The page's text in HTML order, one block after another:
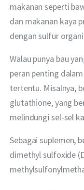
makanan seperti
dan makanan kaya
dengan sulfur
Walau punya bau
peran penting
tertentu. Misalnya,
glutathione, yang
melindungi sel-sel
Sebagai suplemen,
dimethyl sulfoxide